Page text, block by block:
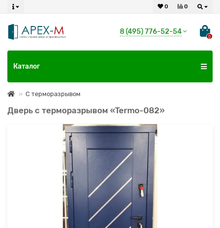
0
0
8 (495) 776-52-54
0
Каталог
С терморазрывом
Дверь с терморазрывом «Termo-082»